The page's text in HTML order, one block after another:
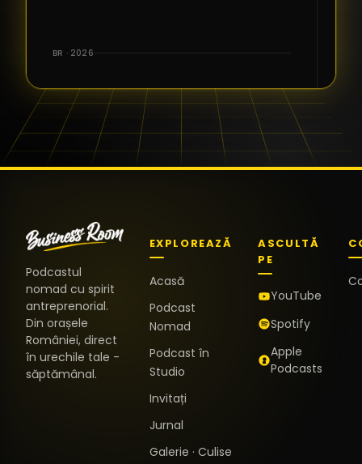
BR · 2026
Podcastul
nomad cu spirit
antreprenorial.
Din orașele
României, direct
în urechile tale -
săptămânal.
EXPLOREAZĂ
Acasă
Podcast
Nomad
Podcast în
Studio
Invitați
Jurnal
Galerie · Culise
ASCULTĂ
PE
YouTube
Spotify
Apple
Podcasts